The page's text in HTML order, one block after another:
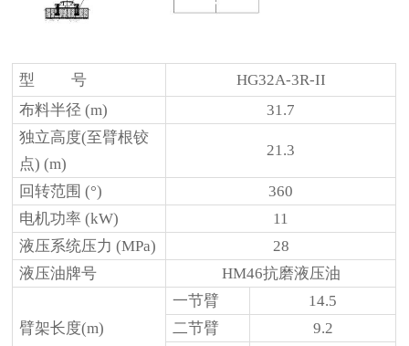
型 号
HG32A-3R-II
布料半径 (m)
31.7
独立高度(至臂根铰
点) (m)
21.3
回转范围 (°)
360
电机功率 (kW)
11
液压系统压力 (MPa)
28
液压油牌号
HM46抗磨液压油
臂架长度(m)
一节臂
14.5
二节臂
9.2